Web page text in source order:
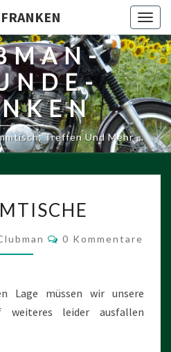
Treffen Und Mehr …
Kommentare
0 Kommentare
Lage müssen wir unsere
weiteres leider ausfallen